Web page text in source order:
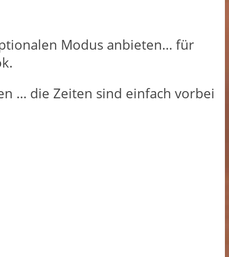
Modus anbieten… für
… die Zeiten sind einfach vorbei